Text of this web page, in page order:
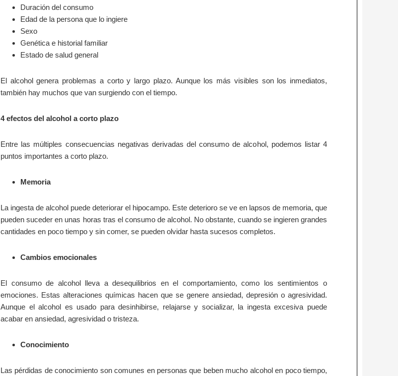
Duración del consumo
Edad de la persona que lo ingiere
Sexo
Genética e historial familiar
Estado de salud general
El alcohol genera problemas a corto y largo plazo. Aunque los más visibles son los inmediatos,
también hay muchos que van surgiendo con el tiempo.
4 efectos del alcohol a corto plazo
Entre las múltiples consecuencias negativas derivadas del consumo de alcohol, podemos listar 4
puntos importantes a corto plazo.
Memoria
La ingesta de alcohol puede deteriorar el hipocampo. Este deterioro se ve en lapsos de memoria, que
pueden suceder en unas horas tras el consumo de alcohol. No obstante, cuando se ingieren grandes
cantidades en poco tiempo y sin comer, se pueden olvidar hasta sucesos completos.
Cambios emocionales
El consumo de alcohol lleva a desequilibrios en el comportamiento, como los sentimientos o
emociones. Estas alteraciones químicas hacen que se genere ansiedad, depresión o agresividad.
Aunque el alcohol es usado para desinhibirse, relajarse y socializar, la ingesta excesiva puede
acabar en ansiedad, agresividad o tristeza.
Conocimiento
Las pérdidas de conocimiento son comunes en personas que beben mucho alcohol en poco tiempo,